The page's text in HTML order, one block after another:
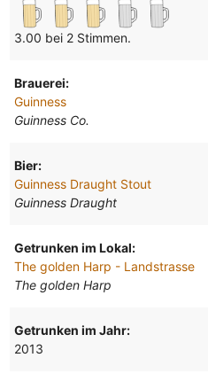
3.00 bei 2 Stimmen.
Brauerei:
Guinness
Guinness Co.
Bier:
Guinness Draught Stout
Guinness Draught
Getrunken im Lokal:
The golden Harp - Landstrasse
The golden Harp
Getrunken im Jahr:
2013